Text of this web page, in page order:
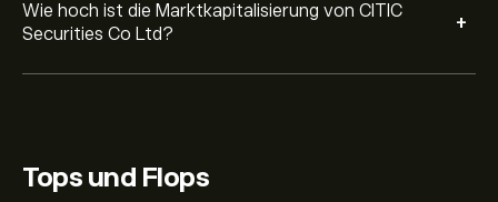
Wie hoch ist die Marktkapitalisierung von CITIC
Securities Co Ltd?
+
Tops und Flops